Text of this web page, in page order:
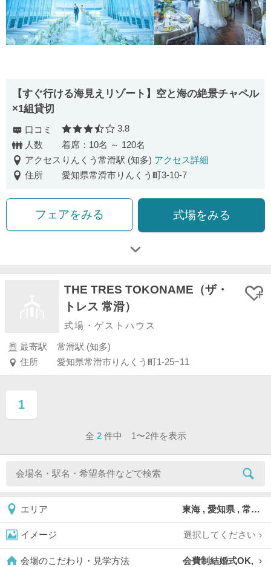
【すぐ行ける海見えリゾート】空と海の絶景チャペル
×1組貸切
口コミ 口コミ評価
3.8
人数
着席：10名 ～ 120名
アクセス りんくう常滑駅 (知多) アクセス詳細
住所
愛知県常滑市りんくう町3-10-7
フェアをみる 式場をみる
THE TRES TOKONAME（ザ・
トレス 常滑）
式場・ゲストハウス
最寄駅
常滑駅 (知多)
住所
愛知県常滑市りんくう町1-25−11
1
ページ目
全 2 件中 1〜2件を表示
エリア 東海 , 愛知県 , 常滑市
イメージ 選択してください
会場のこだわり・見学方法 会費制結婚式OK,